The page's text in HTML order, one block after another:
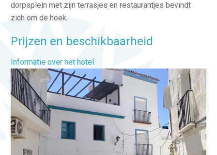
dorpsplein met zijn terrasjes en restaurantjes bevindt
zich om de hoek.
Prijzen en beschikbaarheid
Informatie over het hotel